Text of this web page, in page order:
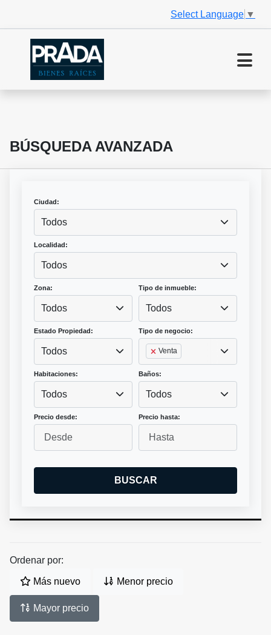
Select Language ▼
BÚSQUEDA AVANZADA
Ciudad:
Todos
Localidad:
Todos
Zona:
Todos
Tipo de inmueble:
Todos
Estado Propiedad:
Todos
Tipo de negocio:
Venta
Habitaciones:
Todos
Baños:
Todos
Precio desde: Precio hasta:
BUSCAR
Ordenar por:
Más nuevo Menor precio
Mayor precio